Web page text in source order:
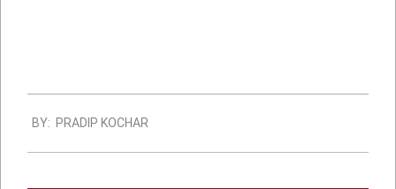
BY: PRADIP KOCHAR